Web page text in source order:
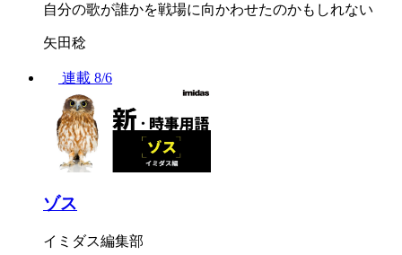
自分の歌が誰かを戦場に向かわせたのかもしれない
矢田稔
連載 8/6
ゾス
イミダス編集部